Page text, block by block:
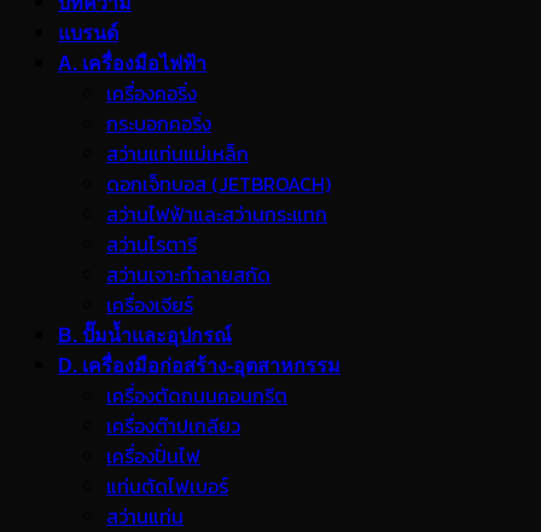
แบรนด์
A. เครื่องมือไฟฟ้า
เครื่องคอริ่ง
กระบอกคอริ่ง
สว่านแท่นแม่เหล็ก
ดอกเจ็ทบอส (JETBROACH)
สว่านไฟฟ้าและสว่านกระแทก
สว่านโรตารี
สว่านเจาะทำลายสกัด
เครื่องเจียร์
B. ปั๊มน้ำและอุปกรณ์
D. เครื่องมือก่อสร้าง-อุตสาหกรรม
เครื่องตัดถนนคอนกรีต
เครื่องต๊าปเกลียว
เครื่องปั่นไฟ
แท่นตัดไฟเบอร์
สว่านแท่น